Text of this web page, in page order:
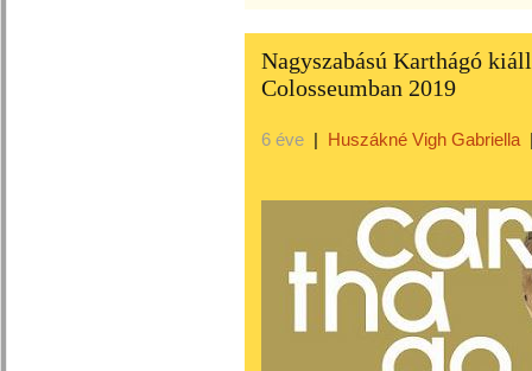
Nagyszabású Karthágó
Colosseumban 2019
6 éve | Huszákné Vigh Gabriella